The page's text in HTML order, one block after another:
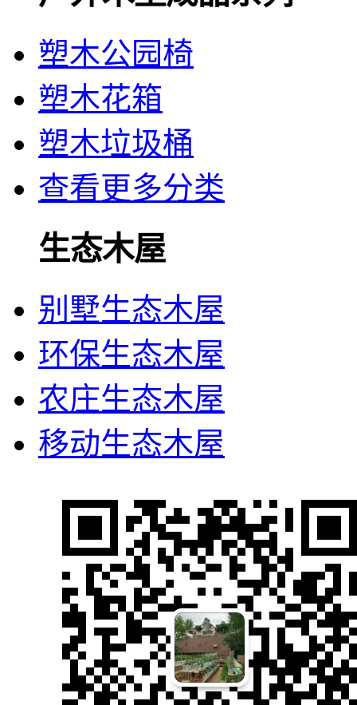
塑木公园椅
塑木花箱
塑木垃圾桶
查看更多分类
生态木屋
别墅生态木屋
环保生态木屋
农庄生态木屋
移动生态木屋